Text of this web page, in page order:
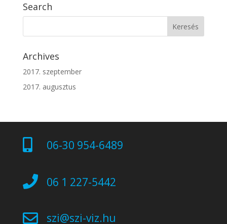
Search
Archives
2017. szeptember
2017. augusztus
 06-30 954-6489
 06 1 227-5442
 szi@szi-viz.hu